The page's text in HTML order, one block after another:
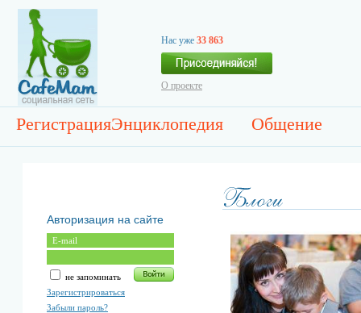
Нас уже 33 863
О проекте
РегистрацияЭнциклопедия Общение
Авторизация на сайте
не запоминать
Зарегистрироваться
Забыли пароль?